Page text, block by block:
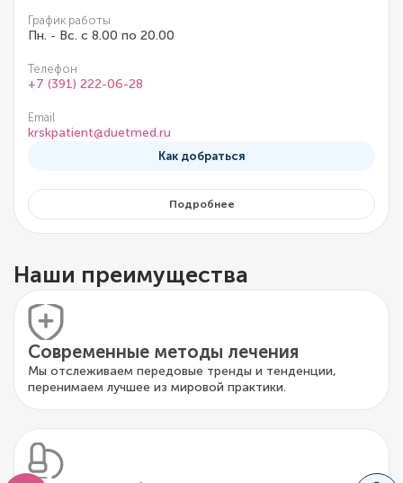
График работы
Пн. - Вс. с 8.00 по 20.00
Телефон
+7 (391) 222-06-28
Email
krskpatient@duetmed.ru
Как добраться
Подробнее
Наши преимущества
Современные методы лечения
Мы отслеживаем передовые тренды и тенденции,
перенимаем лучшее из мировой практики.